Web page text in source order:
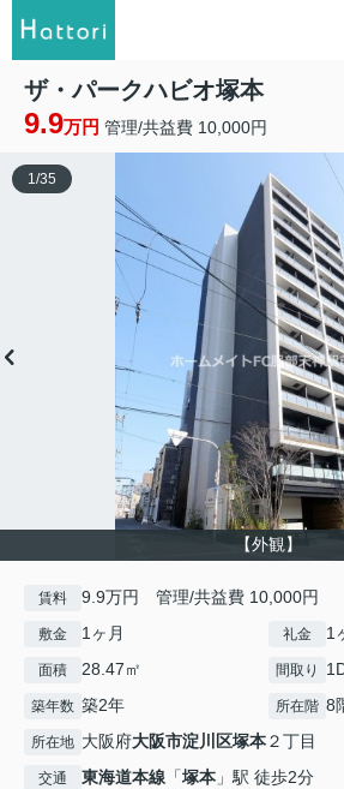
ザ・パークハビオ塚本
9.9万円 管理/共益費 10,000円
【外観】
1/35
賃料 9.9万円 管理/共益費 10,000円
敷金 1ヶ月 礼金 1
面積 28.47㎡ 間取り
築年数 築2年 所在階 8
所在地 大阪府大阪市淀川区塚本２丁目
交通 東海道本線 「塚本 」駅 徒歩2分